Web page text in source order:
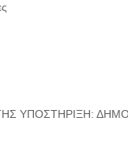
ΥΠΟΣΤΗΡΙΞΗ: